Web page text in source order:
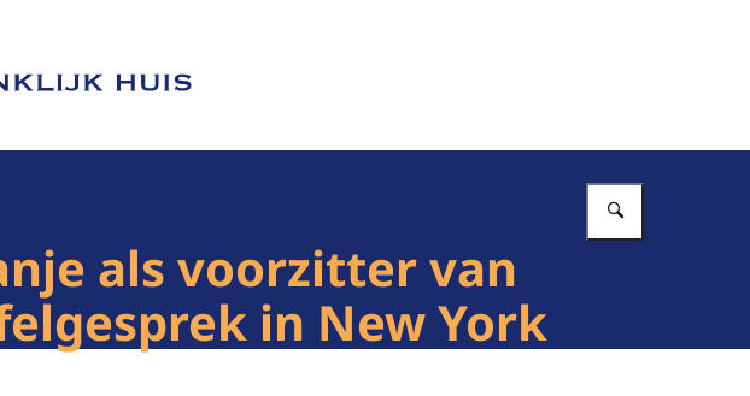
Huis
als voorzitter van
in New York